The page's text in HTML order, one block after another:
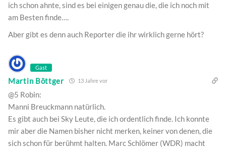
ich schon ahnte, sind es bei einigen genau die, die ich noch mit
am Besten finde….
Aber gibt es denn auch Reporter die ihr wirklich gerne hört?
Gast
Martin Böttger 13 Jahre vor
@5 Robin:
Manni Breuckmann natürlich.
Es gibt auch bei Sky Leute, die ich ordentlich finde. Ich konnte
mir aber die Namen bisher nicht merken, keiner von denen, die
sich schon für berühmt halten. Marc Schlömer (WDR) macht